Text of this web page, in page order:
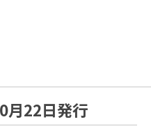
22日発行